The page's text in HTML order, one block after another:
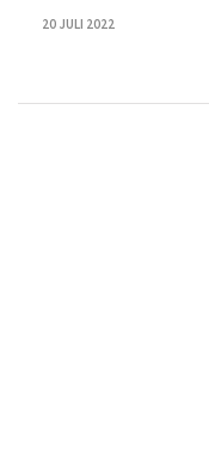
20 JULI 2022